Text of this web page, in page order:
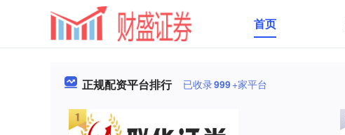
首页
正规配资平台排行 已收录999+家平台